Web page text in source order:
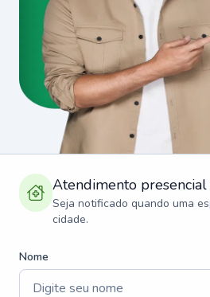
Atendimento presencial
Seja notificado quando uma
cidade.
Nome